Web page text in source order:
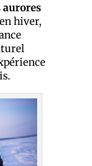
aurores
hiver,